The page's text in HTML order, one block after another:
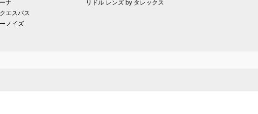
ナ
エスパス
ノイズ
リドル レンズ by タレックス